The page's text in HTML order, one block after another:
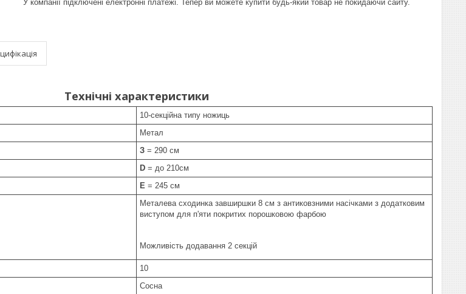
У компанії підключені електронні платежі. Тепер ви можете купити будь-який товар не покидаючи сайту.
Технічні характеристики
10-секційна типу ножиць
Метал
З = 290 см
D = до 210см
E = 245 см
Металева сходинка завширшки 8 см з антиковзними насічками з додатковим
виступом для п'яти покритих порошковою фарбою
Можливість додавання 2 секцій
10
Сосна